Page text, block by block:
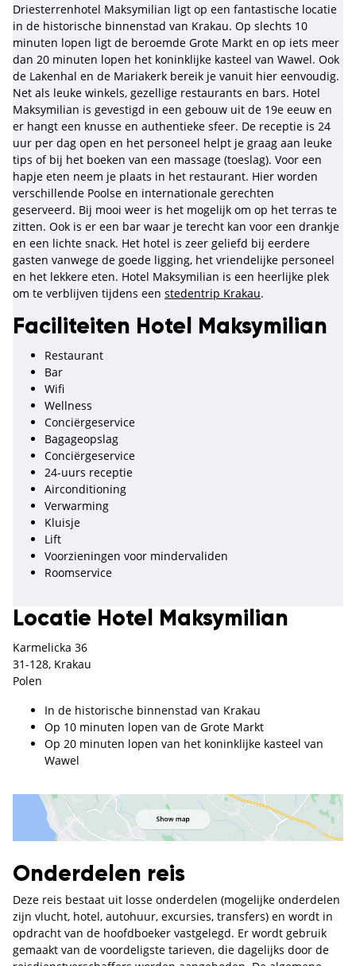
Driesterrenhotel Maksymilian ligt op een fantastische locatie
in de historische binnenstad van Krakau. Op slechts 10
minuten lopen ligt de beroemde Grote Markt en op iets meer
dan 20 minuten lopen het koninklijke kasteel van Wawel. Ook
de Lakenhal en de Mariakerk bereik je vanuit hier eenvoudig.
Net als leuke winkels, gezellige restaurants en bars. Hotel
Maksymilian is gevestigd in een gebouw uit de 19e eeuw en
er hangt een knusse en authentieke sfeer. De receptie is 24
uur per dag open en het personeel helpt je graag aan leuke
tips of bij het boeken van een massage (toeslag). Voor een
hapje eten neem je plaats in het restaurant. Hier worden
verschillende Poolse en internationale gerechten
geserveerd. Bij mooi weer is het mogelijk om op het terras te
zitten. Ook is er een bar waar je terecht kan voor een drankje
en een lichte snack. Het hotel is zeer geliefd bij eerdere
gasten vanwege de goede ligging, het vriendelijke personeel
en het lekkere eten. Hotel Maksymilian is een heerlijke plek
om te verblijven tijdens een stedentrip Krakau.
Faciliteiten Hotel Maksymilian
Restaurant
Bar
Wifi
Wellness
Conciërgeservice
Bagageopslag
Conciërgeservice
24-uurs receptie
Airconditioning
Verwarming
Kluisje
Lift
Voorzieningen voor mindervaliden
Roomservice
Locatie Hotel Maksymilian
Karmelicka 36
31-128, Krakau
Polen
In de historische binnenstad van Krakau
Op 10 minuten lopen van de Grote Markt
Op 20 minuten lopen van het koninklijke kasteel van
Wawel
Onderdelen reis
Deze reis bestaat uit losse onderdelen (mogelijke onderdelen
zijn vlucht, hotel, autohuur, excursies, transfers) en wordt in
opdracht van de hoofdboeker vastgelegd. Er wordt gebruik
gemaakt van de voordeligste tarieven, die dagelijks door de